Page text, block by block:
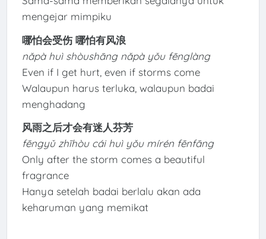
mengejar mimpiku
哪怕会受伤 哪怕有风浪
nǎpà huì shòushāng nǎpà yǒu fēnglàng
Even if I get hurt, even if storms come
Walaupun harus terluka, walaupun badai
menghadang
风雨之后才会有迷人芬芳
fēngyǔ zhīhòu cái huì yǒu mírén fēnfāng
Only after the storm comes a beautiful
fragrance
Hanya setelah badai berlalu akan ada
keharuman yang memikat